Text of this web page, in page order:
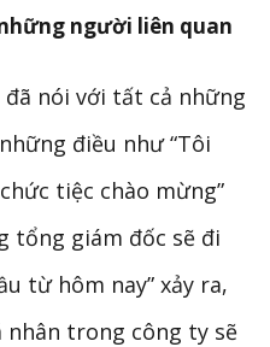
người liên quan
đã nói với tất cả những
điều như “Tôi
tiệc chào mừng”
tổng giám đốc sẽ đi
từ hôm nay” xảy ra,
nhân trong công ty sẽ